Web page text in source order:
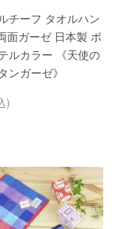
チーフ タオルハン
面ガーゼ 日本製 ボ
ルカラー 《天使の
ンガーゼ》
)